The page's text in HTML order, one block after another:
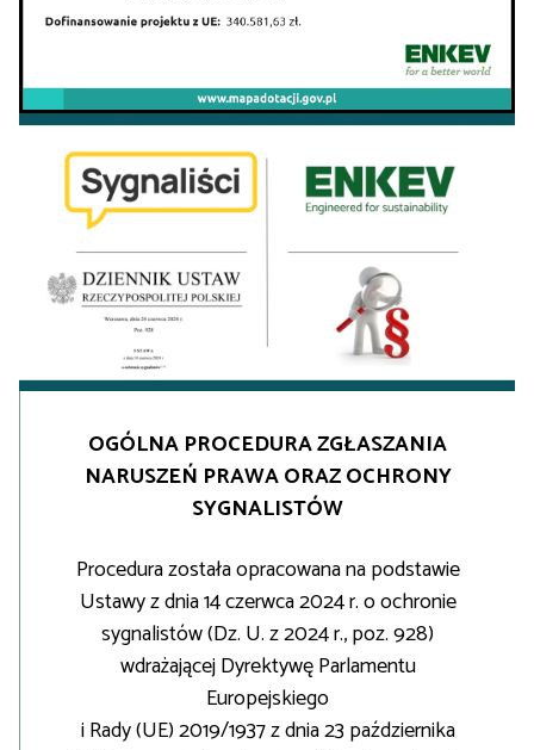
OGÓLNA PROCEDURA ZGŁASZANIA
NARUSZEŃ PRAWA ORAZ OCHRONY
SYGNALISTÓW
Procedura została opracowana na podstawie
Ustawy z dnia 14 czerwca 2024 r. o ochronie
sygnalistów (Dz. U. z 2024 r., poz. 928)
wdrażającej Dyrektywę Parlamentu
Europejskiego
i Rady (UE) 2019/1937 z dnia 23 października